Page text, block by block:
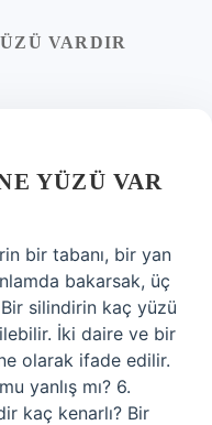
VARDIR
YÜZÜ VAR
bir tabanı, bir yan
bakarsak, üç
silindirin kaç yüzü
İki daire ve bir
olarak ifade edilir.
yanlış mı? 6.
kaç kenarlı? Bir